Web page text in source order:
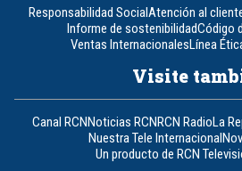
Responsabilidad SocialAtención al
Informe de sostenibilidadCódigo
Ventas InternacionalesLínea
Visite
Canal RCNNoticias RCNRCN RadioLa
Nuestra Tele Internacional
Un producto de RCN